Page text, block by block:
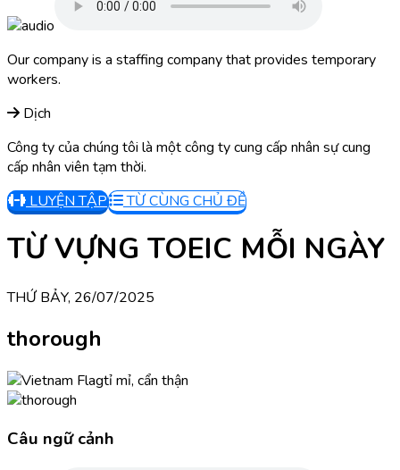
Our company is a staffing company that provides temporary
workers.
Dịch
Công ty của chúng tôi là một công ty cung cấp nhân sự cung
cấp nhân viên tạm thời.
LUYỆN TẬP
TỪ CÙNG CHỦ ĐỀ
TỪ VỰNG TOEIC MỖI NGÀY
THỨ BẢY, 26/07/2025
thorough
tỉ mỉ, cẩn thận
Câu ngữ cảnh